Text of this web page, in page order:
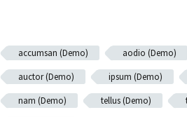
accumsan (Demo) aodio (Demo)
auctor (Demo)
ipsum (Demo)
nam (Demo)
tellus (Demo)